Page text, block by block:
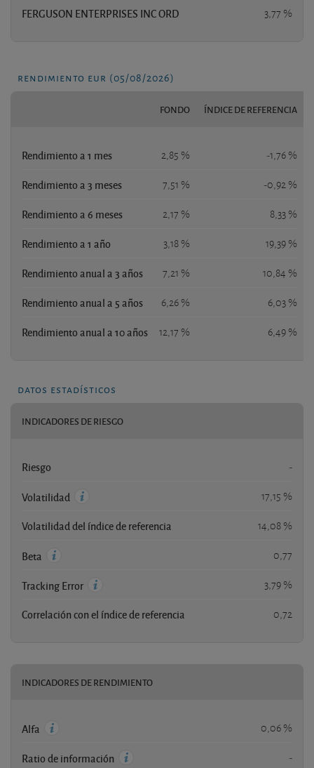
FERGUSON ENTERPRISES INC ORD 3,77 %
rendimiento eur (05/08/2026)
FONDO ÍNDICE DE REFERENCIA
Rendimiento a 1 mes 2,85 % -1,76 %
Rendimiento a 3 meses 7,51 % -0,92 %
Rendimiento a 6 meses 2,17 % 8,33 %
Rendimiento a 1 año 3,18 % 19,39 %
Rendimiento anual a 3 años 7,21 % 10,84 %
Rendimiento anual a 5 años 6,26 % 6,03 %
Rendimiento anual a 10 años 12,17 % 6,49 %
datos estadísticos
INDICADORES DE RIESGO
Riesgo -
Volatilidad 17,15 %
Volatilidad del índice de referencia 14,08 %
Beta 0,77
Tracking Error 3,79 %
Correlación con el índice de referencia 0,72
INDICADORES DE RENDIMIENTO
Alfa 0,06 %
Ratio de información -